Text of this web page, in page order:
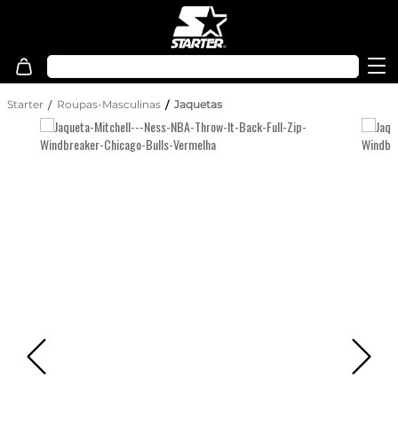
Starter Roupas-Masculinas Jaquetas